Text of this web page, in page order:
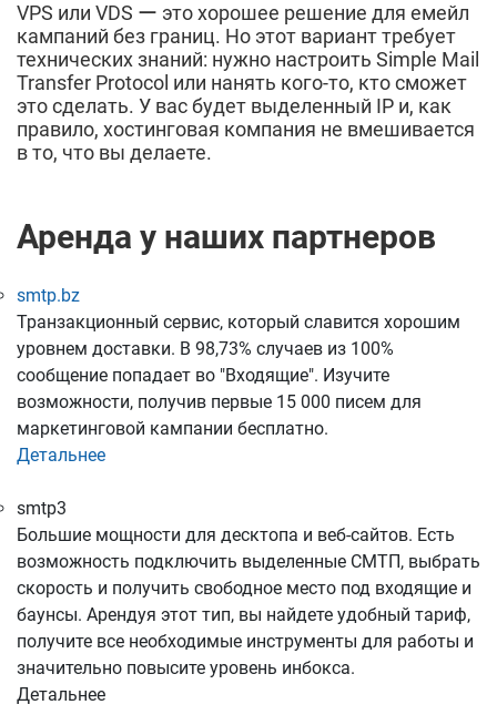
VPS или VDS ー это хорошее решение для емейл
кампаний без границ. Но этот вариант требует
технических знаний: нужно настроить Simple Mail
Transfer Protocol или нанять кого-то, кто сможет
это сделать. У вас будет выделенный IP и, как
правило, хостинговая компания не вмешивается
в то, что вы делаете.
Аренда у наших партнеров
smtp.bz
Транзакционный сервис, который славится хорошим
уровнем доставки. В 98,73% случаев из 100%
сообщение попадает во "Входящие". Изучите
возможности, получив первые 15 000 писем для
маркетинговой кампании бесплатно.
Детальнее
smtp3
Большие мощности для десктопа и веб-сайтов. Есть
возможность подключить выделенные СМТП, выбрать
скорость и получить свободное место под входящие и
баунсы. Арендуя этот тип, вы найдете удобный тариф,
получите все необходимые инструменты для работы и
значительно повысите уровень инбокса.
Детальнее